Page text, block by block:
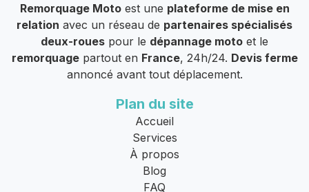
Remorquage Motoest une plateforme de mise en
relation avec un réseau de partenaires spécialisés
deux-roues pour le dépannage moto et le
remorquagepartout en France, 24h/24. Devis ferme
annoncé avant tout déplacement.
Plan du site
Accueil
Services
À propos
Blog
FAQ